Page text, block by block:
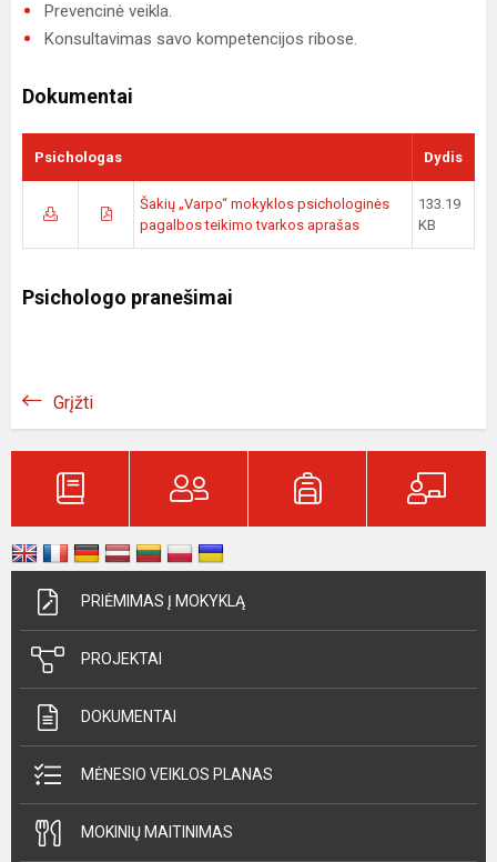
Prevencinė veikla.
Konsultavimas savo kompetencijos ribose.
Dokumentai
Psichologas Dydis
Šakių „Varpo“ mokyklos psichologinės
pagalbos teikimo tvarkos aprašas
133.19
KB
Psichologo pranešimai
Grįžti
PRIĖMIMAS Į MOKYKLĄ
PROJEKTAI
DOKUMENTAI
MĖNESIO VEIKLOS PLANAS
MOKINIŲ MAITINIMAS